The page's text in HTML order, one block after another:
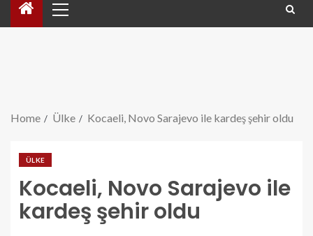
Home Ülke Kocaeli, Novo Sarajevo ile kardeş şehir oldu
ÜLKE
Kocaeli, Novo Sarajevo ile
kardeş şehir oldu